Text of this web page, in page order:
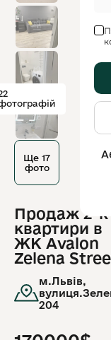
Ще 17
фото
Продаж 2-к
квартири в
ЖК Avalon
Zelena
м.Львів,
204